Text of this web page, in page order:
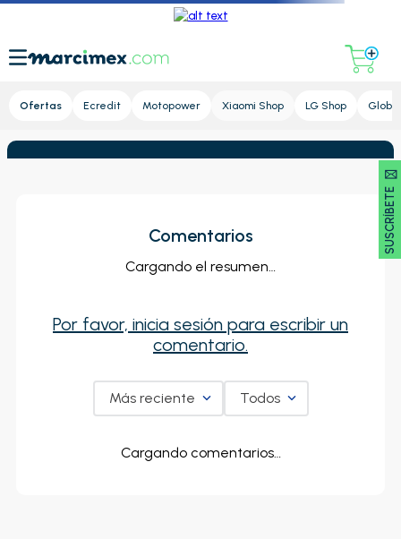
Ofertas Ecredit Motopower Xiaomi Shop LG Shop Global
SUSCRÍBETE 🖂
Comentarios
Cargando el resumen…
Por favor, inicia sesión para escribir un
comentario.
Más reciente Todos
Cargando comentarios…